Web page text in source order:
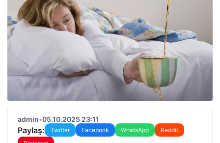
admin•05.10.2025 23:11
Paylaş: Twitter Facebook WhatsApp
Reddit